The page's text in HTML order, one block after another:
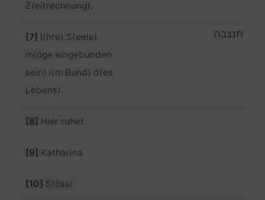
Z(eitrechnung).
[7] I(hre) S(eele)
m(öge eingebunden
sein) i(m Bund) d(es
Lebens).
תנצבה
[8] Hier ruhet
[9] Katharina
[10] Stössl